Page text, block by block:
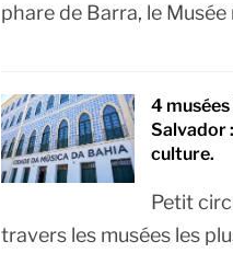
phare de Barra, le
4
Salvador
culture.
Petit
travers les musées les